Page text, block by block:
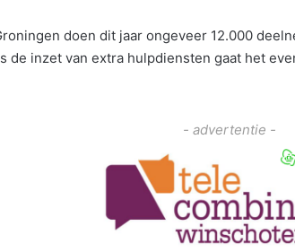
doen dit jaar ongeveer 12.000
de inzet van extra hulpdiensten gaat het
- advertentie -